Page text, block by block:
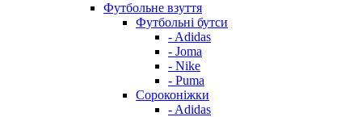
Футбольне взуття
Футбольні бутси
- Adidas
- Joma
- Nike
- Puma
Сороконіжки
- Adidas